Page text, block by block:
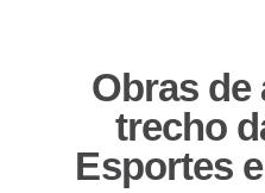
Obras de
trecho
Esportes